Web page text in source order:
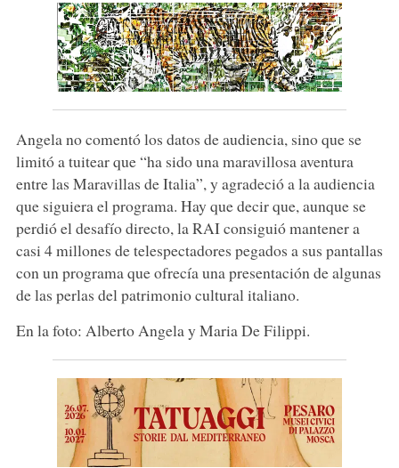
Angela no comentó los datos de audiencia, sino que se
limitó a tuitear que “ha sido una maravillosa aventura
entre las Maravillas de Italia”, y agradeció a la audiencia
que siguiera el programa. Hay que decir que, aunque se
perdió el desafío directo, la RAI consiguió mantener a
casi 4 millones de telespectadores pegados a sus pantallas
con un programa que ofrecía una presentación de algunas
de las perlas del patrimonio cultural italiano.
En la foto: Alberto Angela y Maria De Filippi.